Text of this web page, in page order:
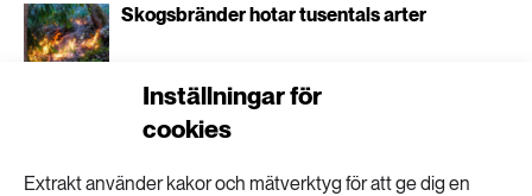
Inställningar för
cookies
Extrakt använder kakor och mätverktyg för att ge dig en
Skogsbränder hotar tusentals arter